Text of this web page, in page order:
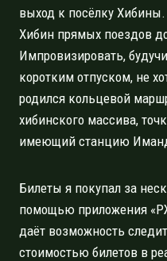
выход к посёлку
Хибин прямых поездов
Импровизировать,
коротким отпуском, не
родился кольцевой
хибинского массива,
имеющий станцию
Билеты я покупал за
помощью приложения
даёт возможность
стоимостью билетов в